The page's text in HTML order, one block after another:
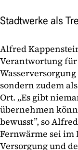
Stadtwerke als
Alfred
Verantwortung
sondern zudem
Ort. „Es gibt
übernehmen
bewusst”, so
Fernwärme sei im
Versorgung und